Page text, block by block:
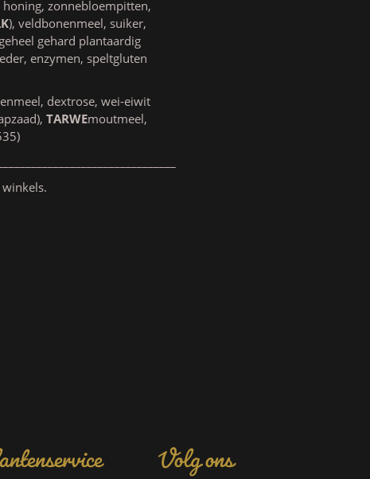
honing, zonnebloempitten,
), veldbonenmeel, suiker,
gehard plantaardig
enzymen, speltgluten
dextrose, wei-eiwit
TARWEmoutmeel,
Volg ons